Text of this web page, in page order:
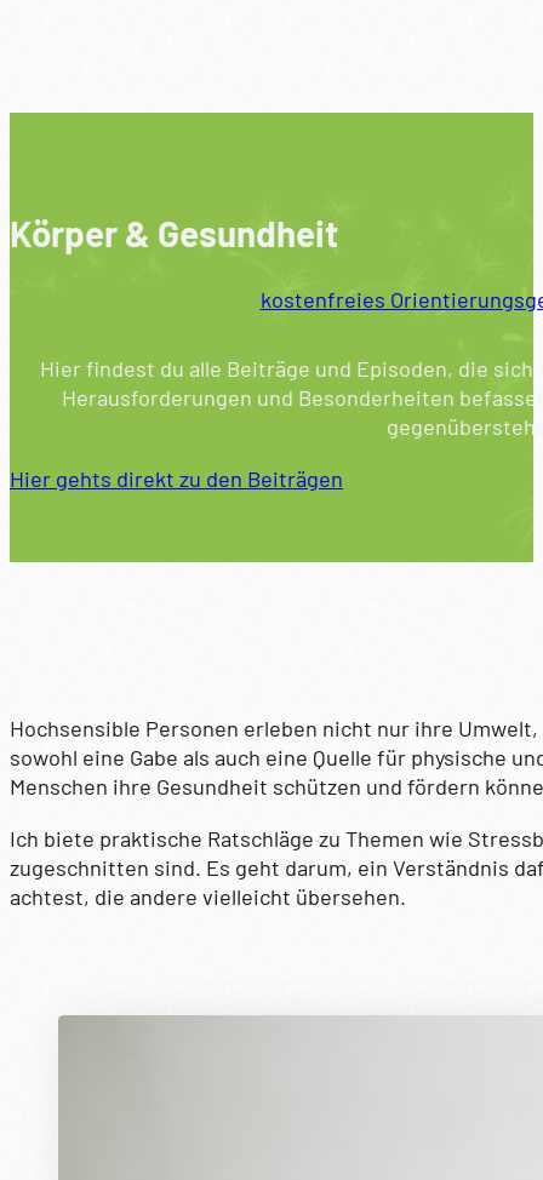
Körper & Gesundheit
kostenfreies
Hier findest du alle Beiträge und Episoden, die
Herausforderungen und Besonderheiten
Hier gehts direkt zu den Beiträgen
Hochsensible Personen erleben nicht nur ihre
sowohl eine Gabe als auch eine Quelle für physische
Menschen ihre Gesundheit schützen und fördern
Ich biete praktische Ratschläge zu Themen wie
zugeschnitten sind. Es geht darum, ein Verständnis
achtest, die andere vielleicht übersehen.